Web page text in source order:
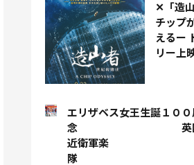
✕「造
チップ
えるー
リー上
エリザベス女王生誕１０
念 英国国王
近衛軍楽
隊 天